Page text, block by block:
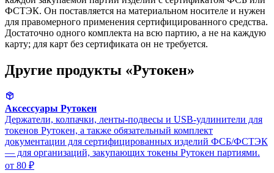
ФСТЭК. Он поставляется на материальном носителе и нужен
для правомерного применения сертифицированного средства.
Достаточно одного комплекта на всю партию, а не на каждую
карту; для карт без сертификата он не требуется.
Другие продукты «Рутокен»
Аксессуары Рутокен
Держатели, колпачки, ленты-подвесы и USB-удлинители для
токенов Рутокен, а также обязательный комплект
документации для сертифицированных изделий ФСБ/ФСТЭК
— для организаций, закупающих токены Рутокен партиями.
от 80 ₽